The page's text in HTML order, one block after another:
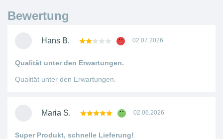
Bewertung
Hans B. 02.07.2026
Qualität unter den Erwartungen.
Qualität unter den Erwartungen.
Maria S. 02.06.2026
Super Produkt, schnelle Lieferung!